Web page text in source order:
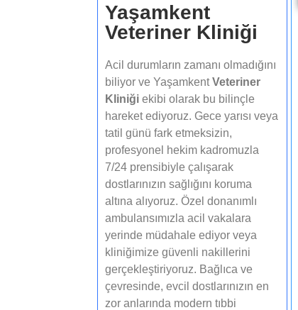
Yaşamkent
Veteriner Kliniği
Acil durumların zamanı olmadığını
biliyor ve YaşamkentVeteriner
Kliniği ekibi olarak bu bilinçle
hareket ediyoruz. Gece yarısı veya
tatil günü fark etmeksizin,
profesyonel hekim kadromuzla
7/24 prensibiyle çalışarak
dostlarınızın sağlığını koruma
altına alıyoruz. Özel donanımlı
ambulansımızla acil vakalara
yerinde müdahale ediyor veya
kliniğimize güvenli nakillerini
gerçekleştiriyoruz. Bağlıca ve
çevresinde, evcil dostlarınızın en
zor anlarında modern tıbbi